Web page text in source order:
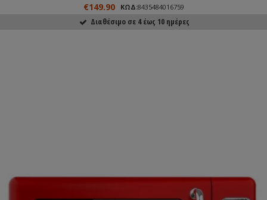
€149.90 ΚΩΔ:8435484016759
Διαθέσιμο σε 4 έως 10 ημέρες